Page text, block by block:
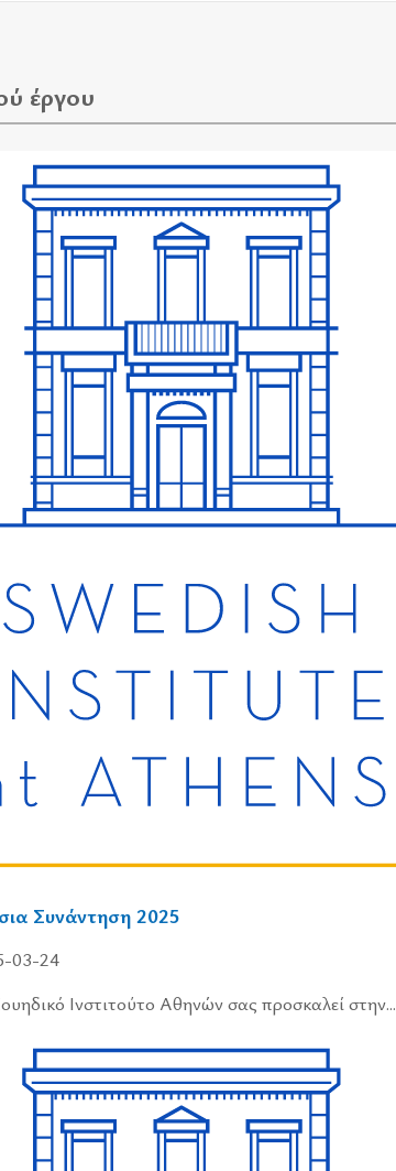
έργου
Συνάντηση 2025
03-24
Ινστι­τού­το Αθη­νών σας προ­σκα­λεί στην...